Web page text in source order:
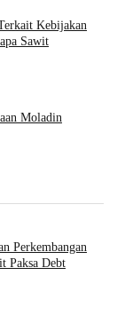
Kebijakan
Sawit
Moladin
Perkembangan
Paksa Debt